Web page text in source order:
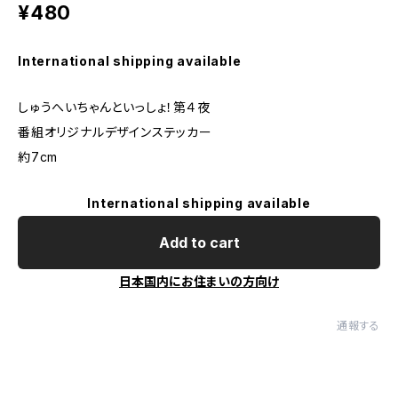
¥480
International shipping available
しゅうへいちゃんといっしょ！第４夜
番組オリジナルデザインステッカー
約7cm
International shipping available
Add to cart
日本国内にお住まいの方向け
通報する